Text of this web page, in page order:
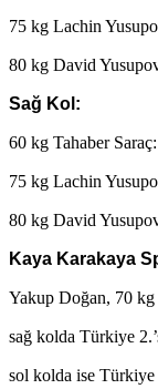
75 kg Lachin
80 kg David
Sağ Kol:
60 kg Tahaber
75 kg Lachin
80 kg David
Kaya Karakaya
Yakup Doğan, 70
sağ kolda Türkiye
sol kolda ise Türkiye